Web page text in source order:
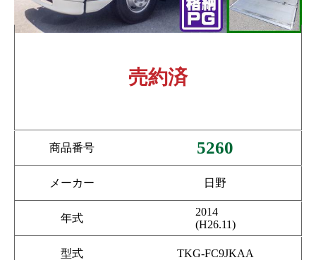
売約済
商品番号 5260
メーカー 日野
年式
2014
(H26.11)
型式 TKG-FC9JKAA